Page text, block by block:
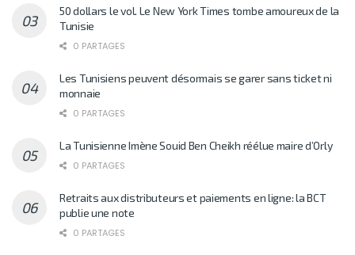
50 dollars le vol. Le New York Times tombe amoureux de la
Tunisie
0 PARTAGES
Les Tunisiens peuvent désormais se garer sans ticket ni
monnaie
0 PARTAGES
La Tunisienne Imène Souid Ben Cheikh réélue maire d’Orly
0 PARTAGES
Retraits aux distributeurs et paiements en ligne: la BCT
publie une note
0 PARTAGES